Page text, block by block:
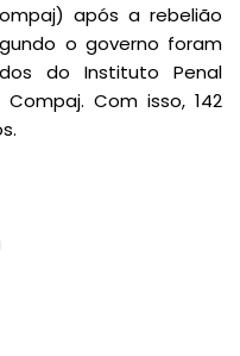
após a rebelião
o governo foram
do Instituto Penal
Com isso, 142